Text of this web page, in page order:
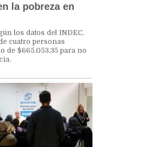
la pobreza en
los datos del INDEC,
cuatro personas
de $665.053,35 para no